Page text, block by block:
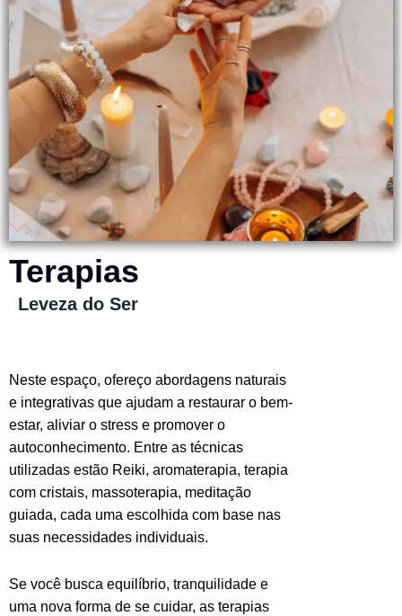
Terapias
Leveza do Ser
Neste espaço, ofereço abordagens naturais
e integrativas que ajudam a restaurar o bem-
estar, aliviar o stress e promover o
autoconhecimento. Entre as técnicas
utilizadas estão Reiki, aromaterapia, terapia
com cristais, massoterapia, meditação
guiada, cada uma escolhida com base nas
suas necessidades individuais.
Se você busca equilíbrio, tranquilidade e
uma nova forma de se cuidar, as terapias